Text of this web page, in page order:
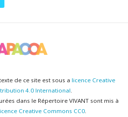
de ce site est sous a licence Creative
4.0 International
dans le Répertoire VIVANT sont mis à
Creative Commons CC0.